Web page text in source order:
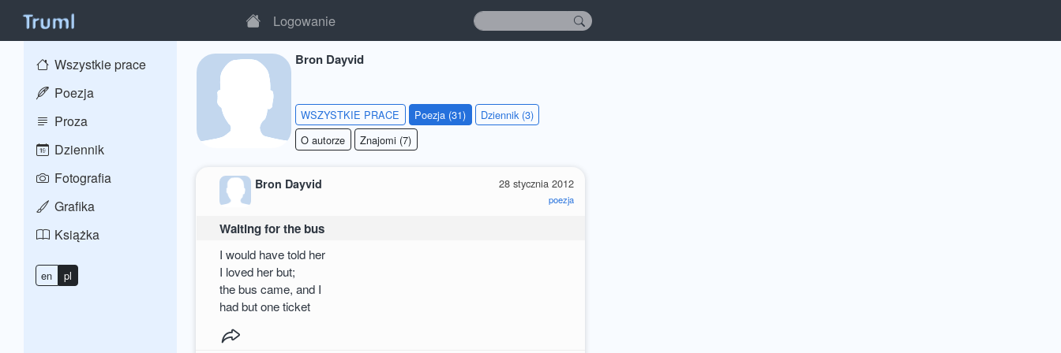
Logowanie
Wszystkie prace
Poezja
Proza
Dziennik
Fotografia
Grafika
Książka
en pl
Bron Dayvid
WSZYSTKIE PRACE Poezja (31)
Dziennik (3)
O autorze
Znajomi (7)
28 stycznia 2012
poezja
Bron Dayvid
Waiting for the bus
I would have told her
I loved her but;
the bus came, and I
had but one ticket